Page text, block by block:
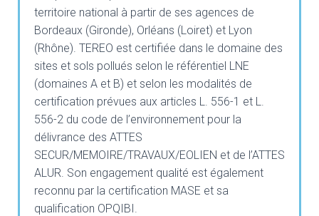
territoire national à partir de ses agences de
Bordeaux (Gironde), Orléans (Loiret) et Lyon
(Rhône). TEREO est certifiée dans le domaine des
sites et sols pollués selon le référentiel LNE
(domaines A et B) et selon les modalités de
certification prévues aux articles L. 556-1 et L.
556-2 du code de l’environnement pour la
délivrance des ATTES
SECUR/MEMOIRE/TRAVAUX/EOLIEN et de l’ATTES
ALUR. Son engagement qualité est également
reconnu par la certification MASE et sa
qualification OPQIBI.